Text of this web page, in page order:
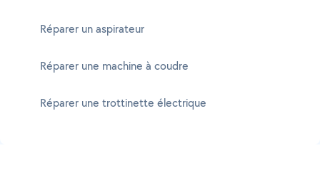
Réparer un aspirateur
Réparer une machine à coudre
Réparer une trottinette électrique